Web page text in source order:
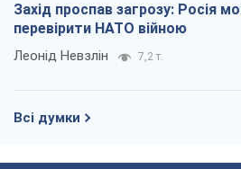
Захід проспав загрозу: Росія
перевірити НАТО війною
Леонід Невзлін 7,2 т.
Всі думки